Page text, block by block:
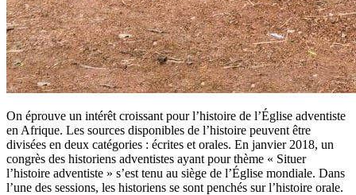
On éprouve un intérêt croissant pour l’histoire de l’Église adventiste
en Afrique. Les sources disponibles de l’histoire peuvent être
divisées en deux catégories : écrites et orales. En janvier 2018, un
congrès des historiens adventistes ayant pour thème « Situer
l’histoire adventiste » s’est tenu au siège de l’Église mondiale. Dans
l’une des sessions, les historiens se sont penchés sur l’histoire orale.